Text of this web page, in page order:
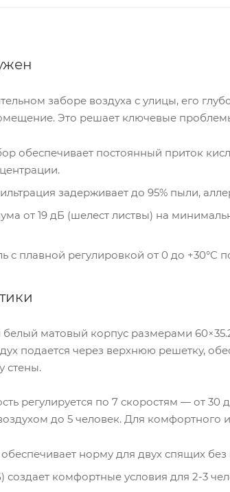
заборе воздуха с улицы, его
Это решает ключевые
обеспечивает постоянный приток
задерживает до 95% пыли,
от 19 дБ (шелест листвы) на
с плавной регулировкой от 0 до +30°C
матовый корпус размерами
подается через верхнюю решетку,
стены.
регулируется по 7 скоростям — от 30
до 5 человек. Для комфортного
норму для двух спящих
комфортные условия для 2-3